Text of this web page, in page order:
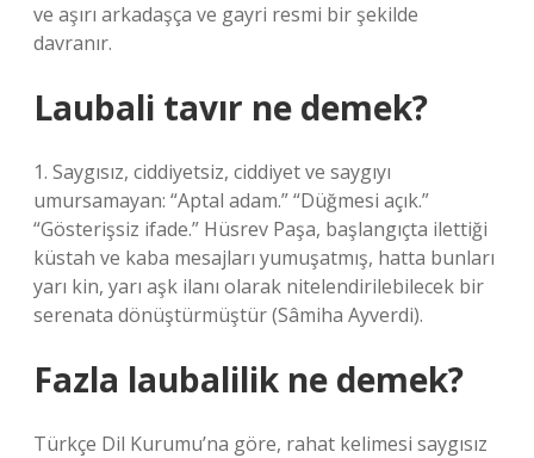
ve aşırı arkadaşça ve gayri resmi bir şekilde
davranır.
Laubali tavır ne demek?
1. Saygısız, ciddiyetsiz, ciddiyet ve saygıyı
umursamayan: “Aptal adam.” “Düğmesi açık.”
“Gösterişsiz ifade.” Hüsrev Paşa, başlangıçta ilettiği
küstah ve kaba mesajları yumuşatmış, hatta bunları
yarı kin, yarı aşk ilanı olarak nitelendirilebilecek bir
serenata dönüştürmüştür (Sâmiha Ayverdi).
Fazla laubalilik ne demek?
Türkçe Dil Kurumu’na göre, rahat kelimesi saygısız